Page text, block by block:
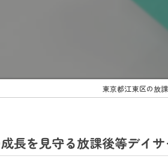
東京都江東区の放
長を見守る放課後等デイ